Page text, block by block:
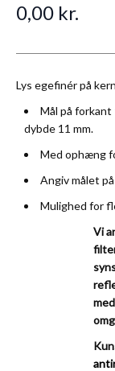
Lys egefinér på
Mål på forkant
dybde 11 mm.
Med ophæng
Angiv målet
Mulighed for
Vi
0,00 kr.